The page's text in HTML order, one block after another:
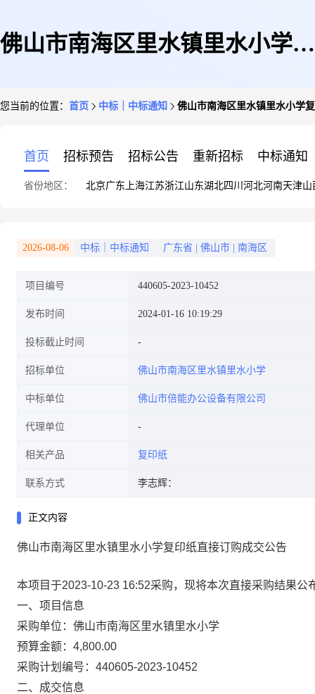
佛山市南海区里水镇里水小学复
您当前的位置： 首页 中标｜中标通知 佛山市南海区里水镇里水小学
首页 招标预告 招标公告 重新招标 中标通知
省份地区： 北京广东 上海江苏浙江山东湖北四川 河北河南天津山
2026-08-06 中标｜中标通知 广东省 佛山市 南海区
项目编号 440605-2023-10452
发布时间 2024-01-16 10:19:29
投标截止时间
招标单位 佛山市南海区里水镇里水小学
中标单位 佛山市倍能办公设备有限公司
代理单位
相关产品 复印纸
联系方式 李志辉：
正文内容
佛山市南海区里水镇里水小学复印纸直接订购成交公告
本项目于2023-10-23 16:52采购，现将本次直接采购结果公
一、项目信息
采购单位：佛山市南海区里水镇里水小学
预算金额：4,800.00
采购计划编号：440605-2023-10452
二、成交信息